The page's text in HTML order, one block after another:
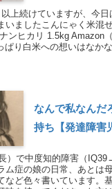
上続けていますが、今
いましたこんにゃく米混
ンヒカリ 1.5kg Amazon（
ぱり白米への想いはなか
なんで私なんだ
持ち【発達障害
）で中度知的障害（
ム症の娘の日常、あとは
など色々書いています。